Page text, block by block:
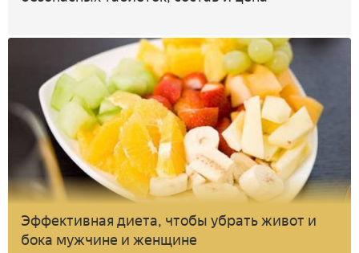
Эффективная диета, чтобы убрать живот и
бока мужчине и женщине